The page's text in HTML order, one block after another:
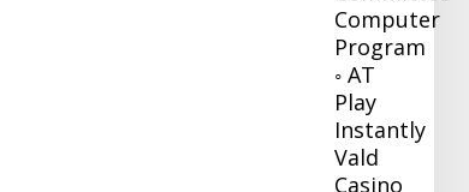
Computer
Program
◦ AT
Play
Instantly
Vald
Casino